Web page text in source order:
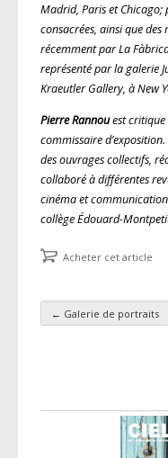
Madrid, Paris et Chicago;
consacrées, ainsi que
récemment par La
représenté par la galerie
Kraeutler Gallery, à New
Pierre Rannouest critique
commissaire
des ouvrages collectifs,
collaboré à différentes
cinéma et
collège Édouard-
Acheter cet article
Navigation
← Galerie de portraits